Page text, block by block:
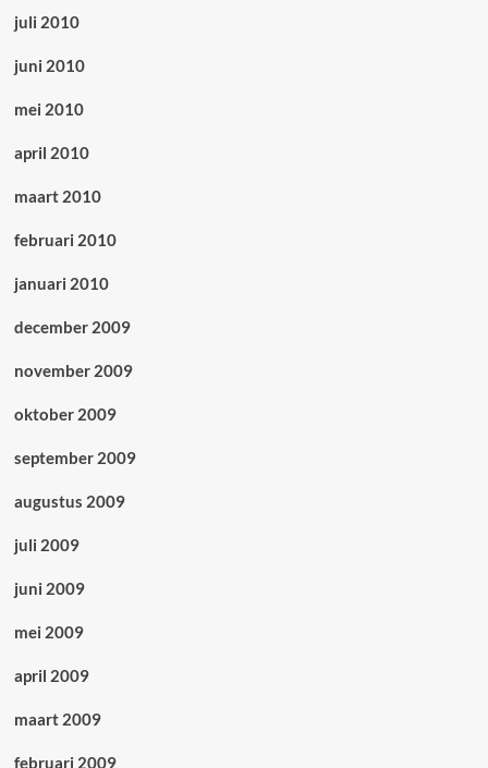
juli 2010
juni 2010
mei 2010
april 2010
maart 2010
februari 2010
januari 2010
december 2009
november 2009
oktober 2009
september 2009
augustus 2009
juli 2009
juni 2009
mei 2009
april 2009
maart 2009
februari 2009